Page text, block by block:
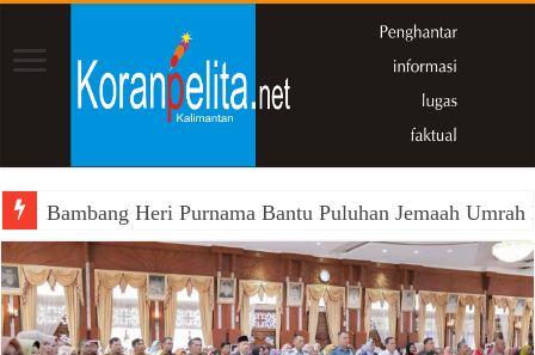
Bambang Heri Purnama Bantu Puluhan Jemaah